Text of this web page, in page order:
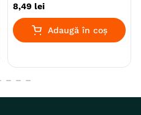
8,49 lei
Adaugă în coș